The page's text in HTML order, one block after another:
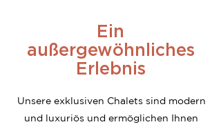
Ein
außergewöhnliches
Erlebnis
Unsere exklusiven Chalets sind modern
und luxuriös und ermöglichen Ihnen